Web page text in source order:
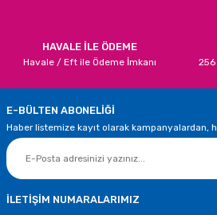
HAVALE İLE ÖDEME
Havale / Eft ile Ödeme İmkanı 256
E-BÜLTEN ABONELİĞİ
Haber listemize kayıt olarak kampanyalardan,
İLETİŞİM NUMARALARIMIZ